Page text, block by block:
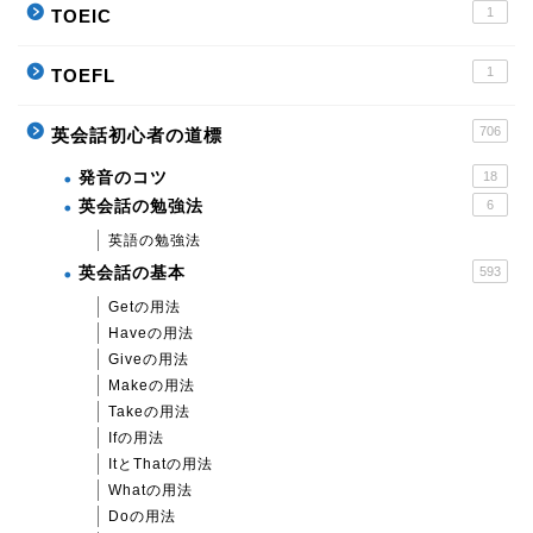
TOEIC 1
TOEFL 1
英会話初心者の道標 706
発音のコツ 18
英会話の勉強法 6
英語の勉強法
英会話の基本 593
Getの用法
Haveの用法
Giveの用法
Makeの用法
Takeの用法
Ifの用法
ItとThatの用法
Whatの用法
Doの用法